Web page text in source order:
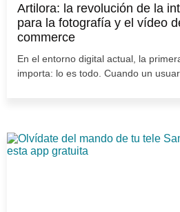
Artilora: la revolución de la
para la fotografía y el vídeo
commerce
En el entorno digital actual, la
importa: lo es todo. Cuando un